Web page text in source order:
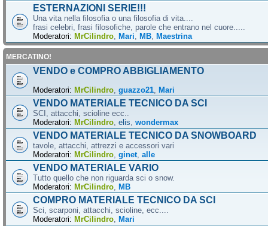
ESTERNAZIONI SERIE!!!
Una vita nella filosofia o una filosofia di vita....
frasi celebri, frasi filosofiche, parole che entrano nel cuore.....
Moderatori: MrCilindro Mari MB Maestrina
MERCATINO!
VENDO e COMPRO ABBIGLIAMENTO
Moderatori: MrCilindro guazzo21 Mari
VENDO MATERIALE TECNICO DA SCI
SCI, attacchi, scioline ecc..
Moderatori: MrCilindro elis wondermax
VENDO MATERIALE TECNICO DA SNOWBOARD
tavole, attacchi, attrezzi e accessori vari
Moderatori: MrCilindro ginet alle
VENDO MATERIALE VARIO
Tutto quello che non riguarda sci o snow.
Moderatori: MrCilindro MB
COMPRO MATERIALE TECNICO DA SCI
Sci, scarponi, attacchi, scioline, ecc....
Moderatori: MrCilindro Mari